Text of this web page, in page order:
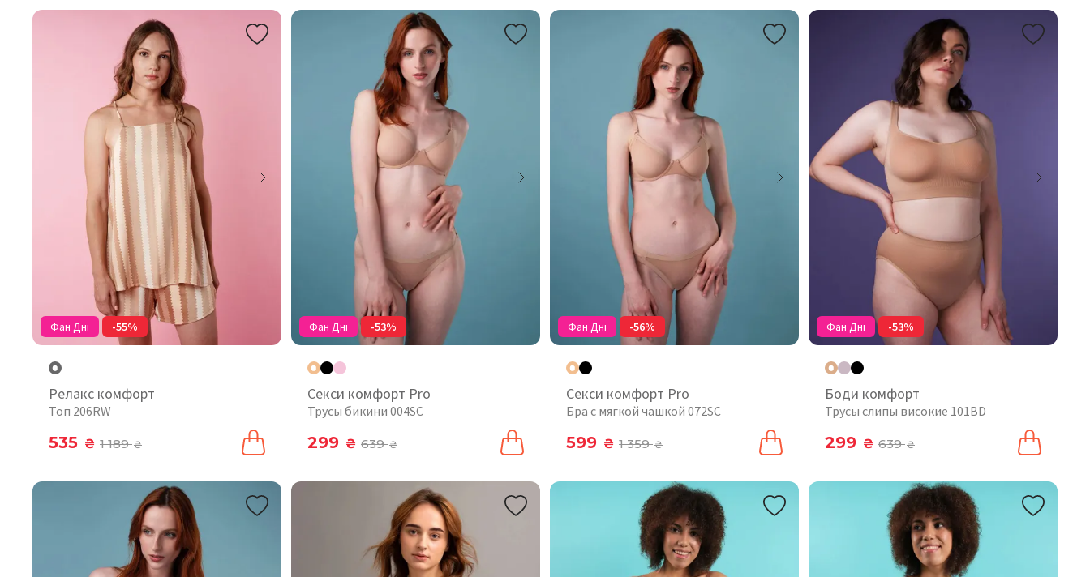
Фан Дні -55%
Релакс комфорт
Топ 206RW
535 ₴ 1 189₴
Фан Дні -53%
Секси комфорт Pro
Трусы бикини 004SC
299 ₴ 639₴
Фан Дні -56%
Секси комфорт Pro
Бра с мягкой чашкой 072SC
599 ₴ 1 359₴
Фан Дні -53%
Боди комфорт
Трусы слипы високие 101BD
299 ₴ 639₴